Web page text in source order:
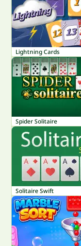
Lightning Cards
Spider Solitaire
Solitaire Swift